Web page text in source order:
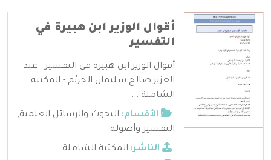
أقوال الوزير ابن هبيرة في
التفسير
أقوال الوزير ابن هبيرة في التفسير - عبد
العزيز صالح سليمان الخزيِّم - المكتبة
الشاملة ...
الأقسام: البحوث والرسائل العلمية,
التفسير وأصوله
الناشر: المكتبة الشاملة